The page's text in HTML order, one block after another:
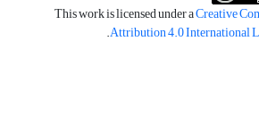
This work is licensed under aCreative
Attribution 4.0 International
.